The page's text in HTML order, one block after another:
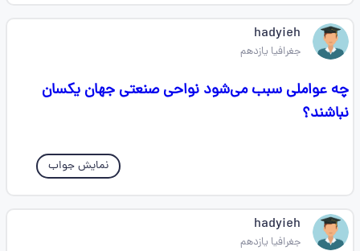
hadyieh
جغرافیا یازدهم
چه عواملی سبب می‌شود نواحی صنعتی جهان یکسان
نباشند؟
نمایش جواب
hadyieh
جغرافیا یازدهم